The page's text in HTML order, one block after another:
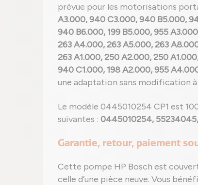
prévue pour les motorisations
A3.000, 940 C3.000, 940 B5.000,
940 B6.000, 199 B5.000, 955
263 A4.000, 263 A5.000, 263
263 A1.000, 250 A2.000, 250
940 C1.000, 198 A2.000, 955
une adaptation sans modification
Le modèle 0445010254 CP1 est
suivantes : 0445010254, 55234045,
Garantie, retour, paiement
Cette pompe HP Bosch est
celle d’une pièce neuve. Vous